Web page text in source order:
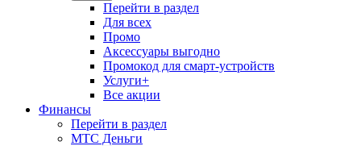
Перейти в раздел
Для всех
Промо
Аксессуары выгодно
Промокод для смарт-устройств
Услуги+
Все акции
Финансы
Перейти в раздел
МТС Деньги